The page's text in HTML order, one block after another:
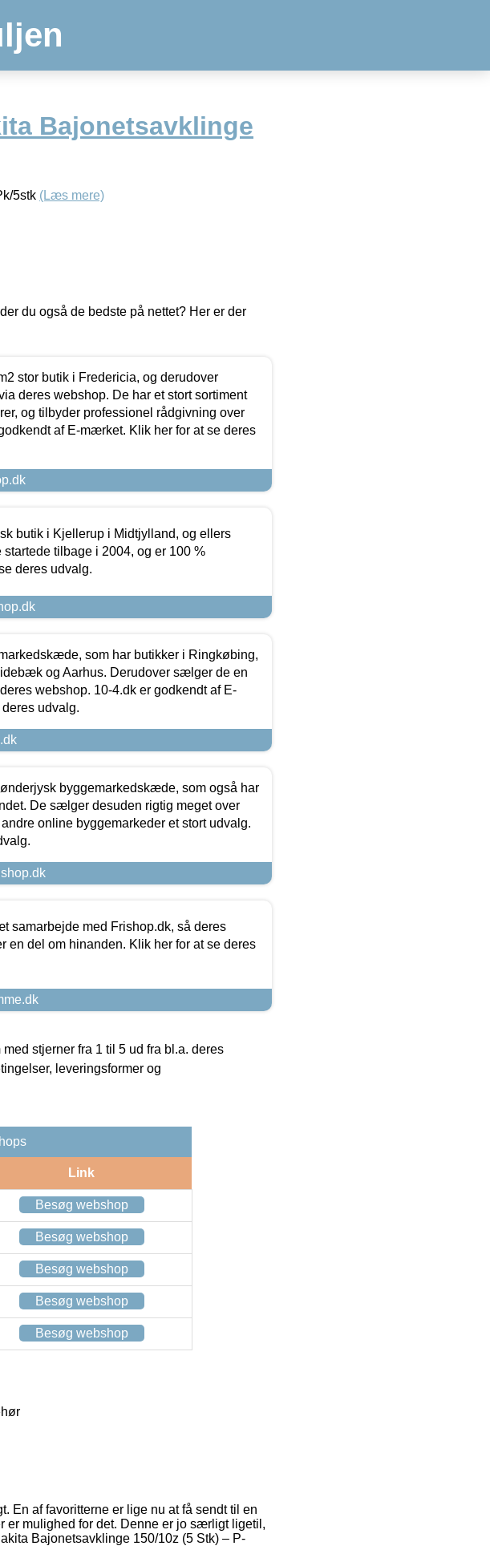
Bajonetsavklinge
5stk (Læs mere)
du også de bedste på nettet? Her er der
stor butik i Fredericia, og derudover
deres webshop. De har et stort sortiment
og tilbyder professionel rådgivning over
af E-mærket. Klik her for at se deres
butik i Kjellerup i Midtjylland, og ellers
tilbage i 2004, og er 100 %
deres udvalg.
som har butikker i Ringkøbing,
og Aarhus. Derudover sælger de en
webshop. 10-4.dk er godkendt af E-
udvalg.
byggemarkedskæde, som også har
De sælger desuden rigtig meget over
online byggemarkeder et stort udvalg.
samarbejde med Frishop.dk, så deres
en del om hinanden. Klik her for at se deres
stjerner fra 1 til 5 ud fra bl.a. deres
leveringsformer og
Link
Besøg webshop
Besøg webshop
Besøg webshop
Besøg webshop
Besøg webshop
En af favoritterne er lige nu at få sendt til en
er mulighed for det. Denne er jo særligt ligetil,
Bajonetsavklinge 150/10z (5 Stk) – P-